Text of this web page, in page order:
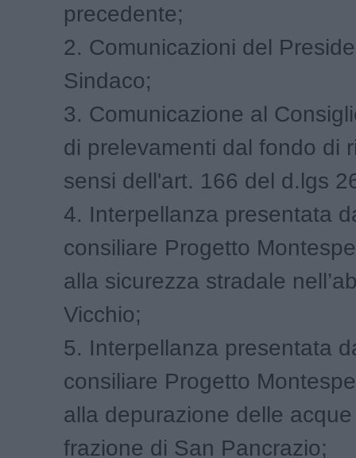
precedente;
2. Comunicazioni del
Sindaco;
3. Comunicazione al
di prelevamenti dal fondo di
sensi dell'art. 166 del d.lgs
4. Interpellanza presentata
consiliare Progetto
alla sicurezza stradale
Vicchio;
5. Interpellanza presentata
consiliare Progetto
alla depurazione delle
frazione di San Pancrazio;